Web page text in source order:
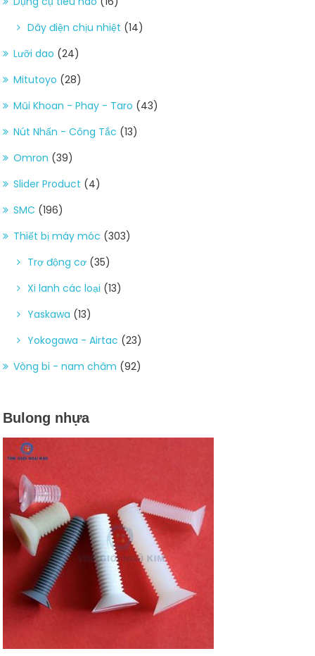
Dây điện chịu nhiệt (14)
Lưỡi dao (24)
Mitutoyo (28)
Mũi Khoan - Phay - Taro (43)
Nút Nhấn - Công Tắc (13)
Omron (39)
Slider Product (4)
SMC (196)
Thiết bị máy móc (303)
Trợ động cơ (35)
Xi lanh các loại (13)
Yaskawa (13)
Yokogawa - Airtac (23)
Vòng bi - nam châm (92)
Bulong nhựa